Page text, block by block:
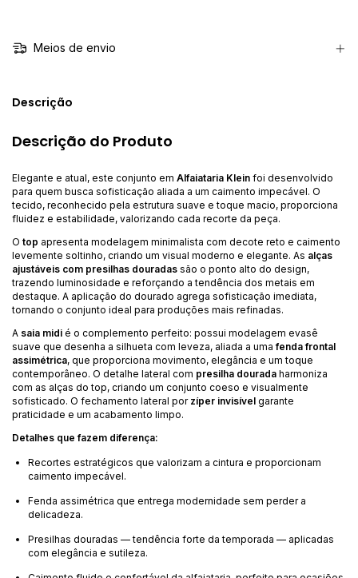
Meios de envio
Descrição
Descrição do Produto
Elegante e atual, este conjunto em Alfaiataria Klein foi desenvolvido
para quem busca sofisticação aliada a um caimento impecável. O
tecido, reconhecido pela estrutura suave e toque macio, proporciona
fluidez e estabilidade, valorizando cada recorte da peça.
O top apresenta modelagem minimalista com decote reto e caimento
levemente soltinho, criando um visual moderno e elegante. As alças
ajustáveis com presilhas douradas são o ponto alto do design,
trazendo luminosidade e reforçando a tendência dos metais em
destaque. A aplicação do dourado agrega sofisticação imediata,
tornando o conjunto ideal para produções mais refinadas.
A saia midi é o complemento perfeito: possui modelagem evasê
suave que desenha a silhueta com leveza, aliada a umafenda frontal
assimétrica, que proporciona movimento, elegância e um toque
contemporâneo. O detalhe lateral com presilha dourada harmoniza
com as alças do top, criando um conjunto coeso e visualmente
sofisticado. O fechamento lateral por zíper invisível garante
praticidade e um acabamento limpo.
Detalhes que fazem diferença:
Recortes estratégicos que valorizam a cintura e proporcionam
caimento impecável.
Fenda assimétrica que entrega modernidade sem perder a
delicadeza.
Presilhas douradas — tendência forte da temporada — aplicadas
com elegância e sutileza.